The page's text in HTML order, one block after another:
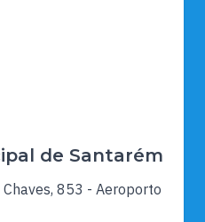
de Santarém
Chaves, 853 - Aeroporto